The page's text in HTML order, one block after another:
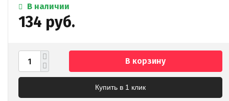
В наличии
134 руб.
В корзину
Купить в 1 клик